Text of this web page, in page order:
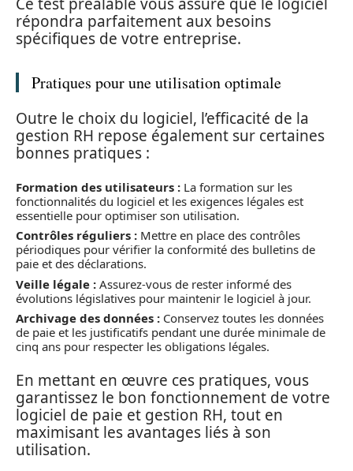
répondra parfaitement aux besoins
spécifiques de votre entreprise.
Pratiques pour une utilisation optimale
Outre le choix du logiciel, l’efficacité de la
gestion RH repose également sur certaines
bonnes pratiques :
Formation des utilisateurs : La formation sur les
fonctionnalités du logiciel et les exigences légales est
essentielle pour optimiser son utilisation.
Contrôles réguliers : Mettre en place des contrôles
périodiques pour vérifier la conformité des bulletins de
paie et des déclarations.
Veille légale : Assurez-vous de rester informé des
évolutions législatives pour maintenir le logiciel à jour.
Archivage des données : Conservez toutes les données
de paie et les justificatifs pendant une durée minimale de
cinq ans pour respecter les obligations légales.
En mettant en œuvre ces pratiques, vous
garantissez le bon fonctionnement de votre
logiciel de paie et gestion RH, tout en
maximisant les avantages liés à son
utilisation.